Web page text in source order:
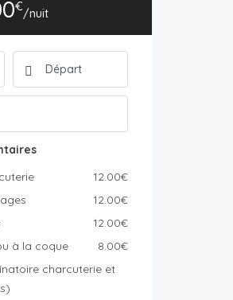
€/nuit
12.00€
12.00€
12.00€
à la coque
8.00€
charcuterie et